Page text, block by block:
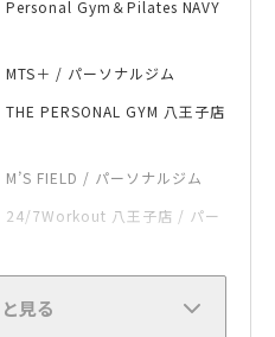
Personal Gym＆Pilates NAVY
＋ / パーソナルジム
PERSONAL GYM 八王子店
FIELD / パーソナルジム
24/7Workout 八王子店 / パー
見る